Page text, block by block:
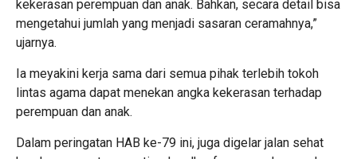
kekerasan perempuan dan anak. Bahkan, secara detail bisa
mengetahui jumlah yang menjadi sasaran ceramahnya,”
ujarnya.
Ia meyakini kerja sama dari semua pihak terlebih tokoh
lintas agama dapat menekan angka kekerasan terhadap
perempuan dan anak.
Dalam peringatan HAB ke-79 ini, juga digelar jalan sehat